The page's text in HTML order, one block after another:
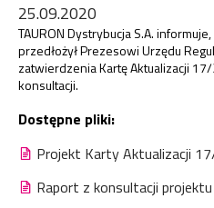
25.09.2020
TAURON Dystrybucja S.A.
przedłożył Prezesowi Urzędu
zatwierdzenia Kartę Aktualizacji
konsultacji.
Dostępne pliki:
Projekt Karty Aktualizacji
Raport z konsultacji